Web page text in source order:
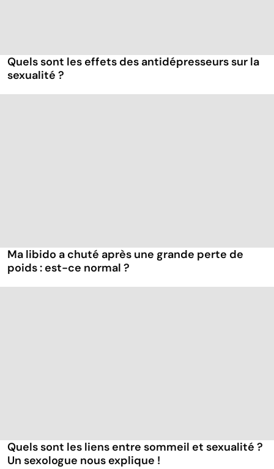
Quels sont les effets des antidépresseurs sur la
sexualité ?
Ma libido a chuté après une grande perte de
poids : est-ce normal ?
Quels sont les liens entre sommeil et sexualité ?
Un sexologue nous explique !